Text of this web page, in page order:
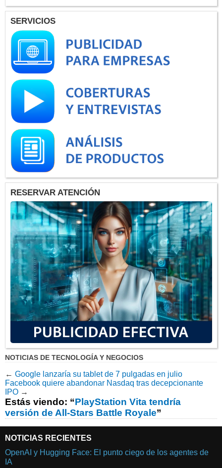
SERVICIOS
RESERVAR ATENCIÓN
NOTICIAS DE TECNOLOGÍA Y NEGOCIOS
← Google lanzaría su tablet de 7 pulgadas en julio
Facebook quiere abandonar Nasdaq tras decepcionante
IPO →
Estás viendo: “PlayStation Vita tendría
versión de All-Stars Battle Royale”
NOTICIAS RECIENTES
OpenAI y Hugging Face: El punto ciego de los agentes de
IA